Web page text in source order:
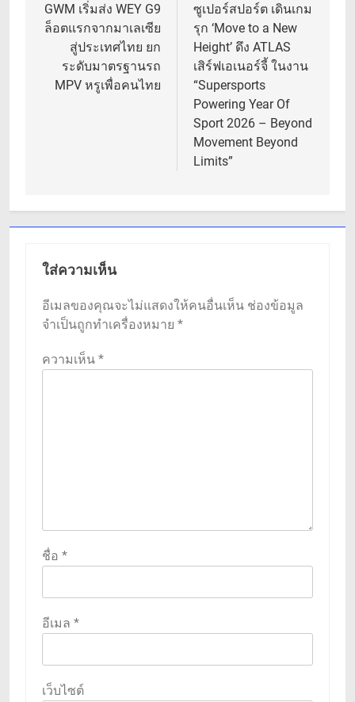
เรื่อง
GWM เริ่มส่ง WEY G9
ล็อตแรกจากมาเลเซีย
สู่ประเทศไทย ยก
ระดับมาตรฐานรถ
MPV หรูเพื่อคนไทย
ซูเปอร์สปอร์ต เดินเกม
รุก ‘Move to a New
Height’ ดึง ATLAS
เสิร์ฟเอเนอร์จี้ ในงาน
“Supersports
Powering Year Of
Sport 2026 – Beyond
Movement Beyond
Limits”
ใส่ความเห็น
อีเมลของคุณจะไม่แสดงให้คนอื่นเห็น ช่องข้อมูล
จำเป็นถูกทำเครื่องหมาย *
ความเห็น *
ชื่อ *
อีเมล *
เว็บไซต์